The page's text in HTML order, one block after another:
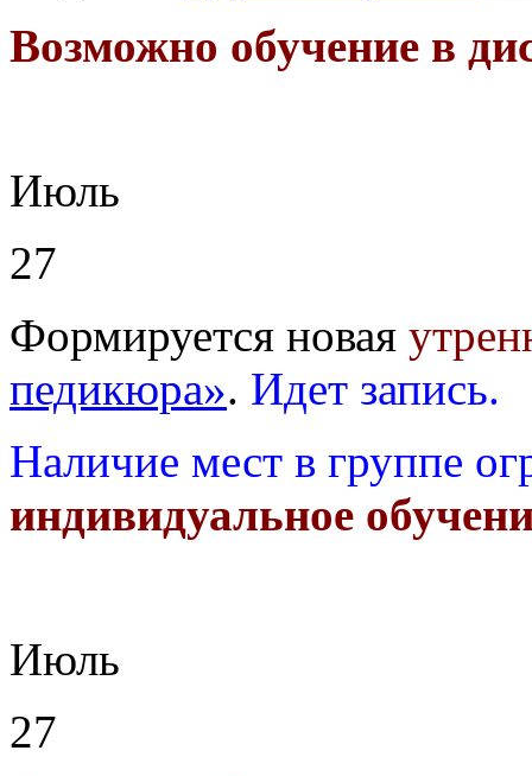
Возможно обучение в
Июль
27
Формируется новая
педикюра». Идет запись.
Наличие мест в группе
индивидуальное
Июль
27